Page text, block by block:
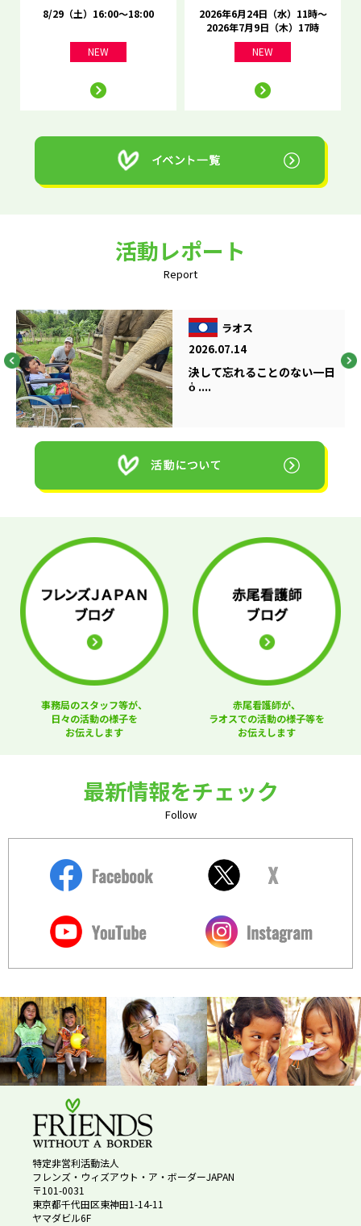
8/29（土）16:00～18:00
NEW
2026年6月24日（水）11時～
2026年7月9日（木）17時
NEW
活動レポート
Report
ラオス
2026.07.14
決して忘れることのない一日
ὁ ....
事務局のスタッフ等が、
日々の活動の様子を
お伝えします
赤尾看護師が、
ラオスでの活動の様子等を
お伝えします
最新情報をチェック
Follow
特定非営利活動法人
フレンズ・ウィズアウト・ア・ボーダーJAPAN
〒101-0031
東京都千代田区東神田1-14-11
ヤマダビル6F